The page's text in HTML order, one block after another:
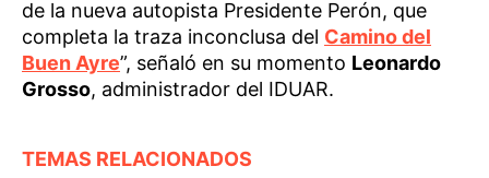
de la nueva autopista Presidente Perón, que
completa la traza inconclusa del Camino del
Buen Ayre”, señaló en su momento Leonardo
Grosso, administrador del IDUAR.
TEMAS RELACIONADOS